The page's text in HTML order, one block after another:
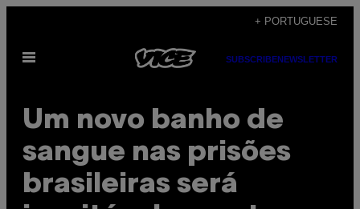
content
+ PORTUGUESE
Open
SUBSCRIBENEWSLETTER
Um novo banho de
sangue nas prisões
brasileiras será